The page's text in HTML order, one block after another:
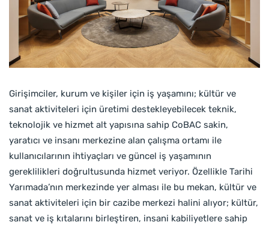
Girişimciler, kurum ve kişiler için iş yaşamını; kültür ve
sanat aktiviteleri için üretimi destekleyebilecek teknik,
teknolojik ve hizmet alt yapısına sahip CoBAC sakin,
yaratıcı ve insanı merkezine alan çalışma ortamı ile
kullanıcılarının ihtiyaçları ve güncel iş yaşamının
gereklilikleri doğrultusunda hizmet veriyor. Özellikle Tarihi
Yarımada’nın merkezinde yer alması ile bu mekan, kültür ve
sanat aktiviteleri için bir cazibe merkezi halini alıyor; kültür,
sanat ve iş kıtalarını birleştiren, insani kabiliyetlere sahip